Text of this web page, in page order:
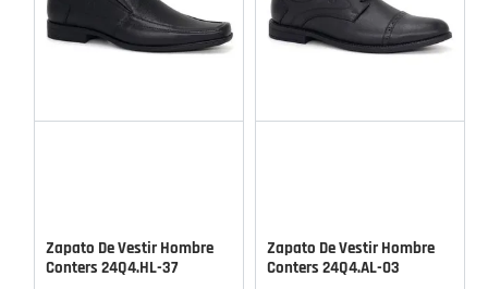
Zapato De Vestir Hombre
Conters 24Q4.HL-37
Zapato De Vestir Hombre
Conters 24Q4.AL-03